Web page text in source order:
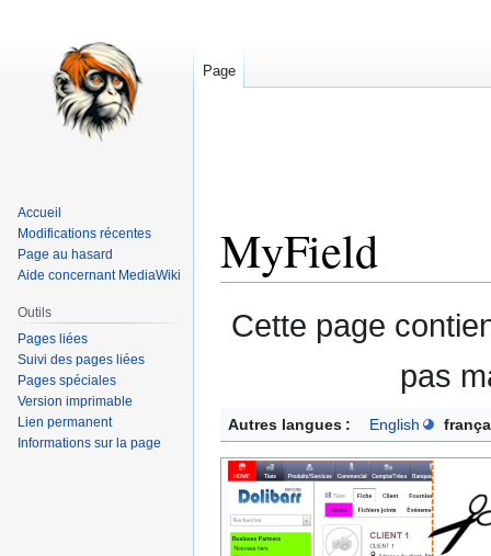
MyField
Aller
Aller
Cette page
pas
Autres langues : English
Page
Accueil
Modifications récentes
Page au hasard
Aide concernant MediaWiki
Outils
Pages liées
Suivi des pages liées
Pages spéciales
Version imprimable
Lien permanent
Informations sur la page